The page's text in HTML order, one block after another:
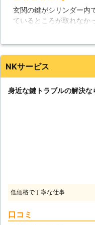
玄関の鍵がシリンダー内
ているところが取れなか
クサービスさんに来て
しました。鍵の事なら何
た。
大阪府 枚方市 2016年12
NKサービス
身近な鍵トラブルの解決な
低価格で丁寧な仕事
口コミ